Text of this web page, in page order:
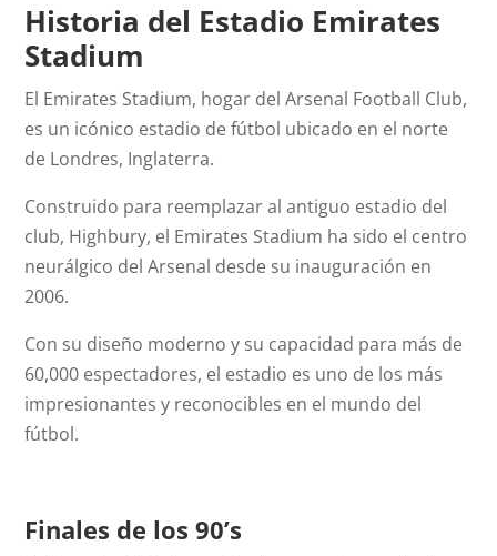
Historia del Estadio Emirates
Stadium
El Emirates Stadium, hogar del Arsenal Football Club,
es un icónico estadio de fútbol ubicado en el norte
de Londres, Inglaterra.
Construido para reemplazar al antiguo estadio del
club, Highbury, el Emirates Stadium ha sido el centro
neurálgico del Arsenal desde su inauguración en
2006.
Con su diseño moderno y su capacidad para más de
60,000 espectadores, el estadio es uno de los más
impresionantes y reconocibles en el mundo del
fútbol.
Finales de los 90’s